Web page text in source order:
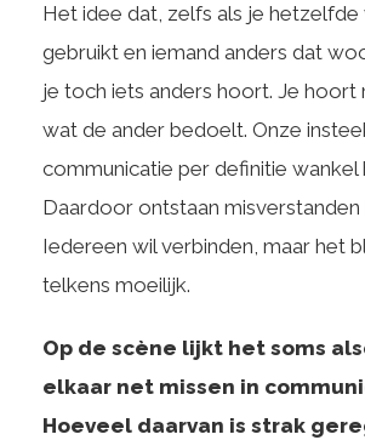
Het idee dat, zelfs als je
gebruikt en iemand anders dat
je toch iets anders hoort. Je hoort
wat de ander bedoelt. Onze
communicatie per definitie wankel
Daardoor ontstaan misverstanden
Iedereen wil verbinden, maar het
telkens moeilijk.
Op de scène lijkt het soms
elkaar net missen in
Hoeveel daarvan is strak